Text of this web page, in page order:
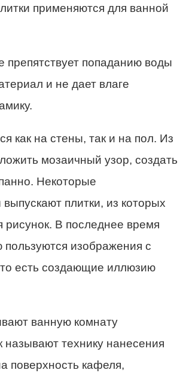
препятствует попаданию воды
и не дает влаге
как на стены, так и на пол. Из
мозаичный узор, создать
Некоторые
выпускают плитки, из которых
рисунок. В последнее время
пользуются изображения с
есть создающие иллюзию
ванную комнату
называют технику нанесения
поверхность кафеля,